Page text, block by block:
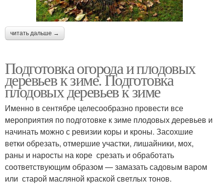
читать дальше →
Подготовка огорода и плодовых
деревьев к зиме. Подготовка
плодовых деревьев к зиме
Именно в сентябре целесообразно провести все
мероприятия по подготовке к зиме плодовых деревьев и
начинать можно с ревизии коры и кроны. Засохшие
ветки обрезать, отмершие участки, лишайники, мох,
раны и наросты на коре срезать и обработать
соответствующим образом — замазать садовым варом
или старой масляной краской светлых тонов.